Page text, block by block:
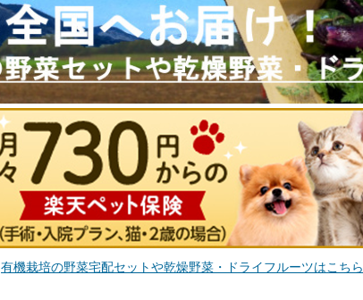
有機栽培の野菜宅配セットや乾燥野菜・ドライフルーツはこちら